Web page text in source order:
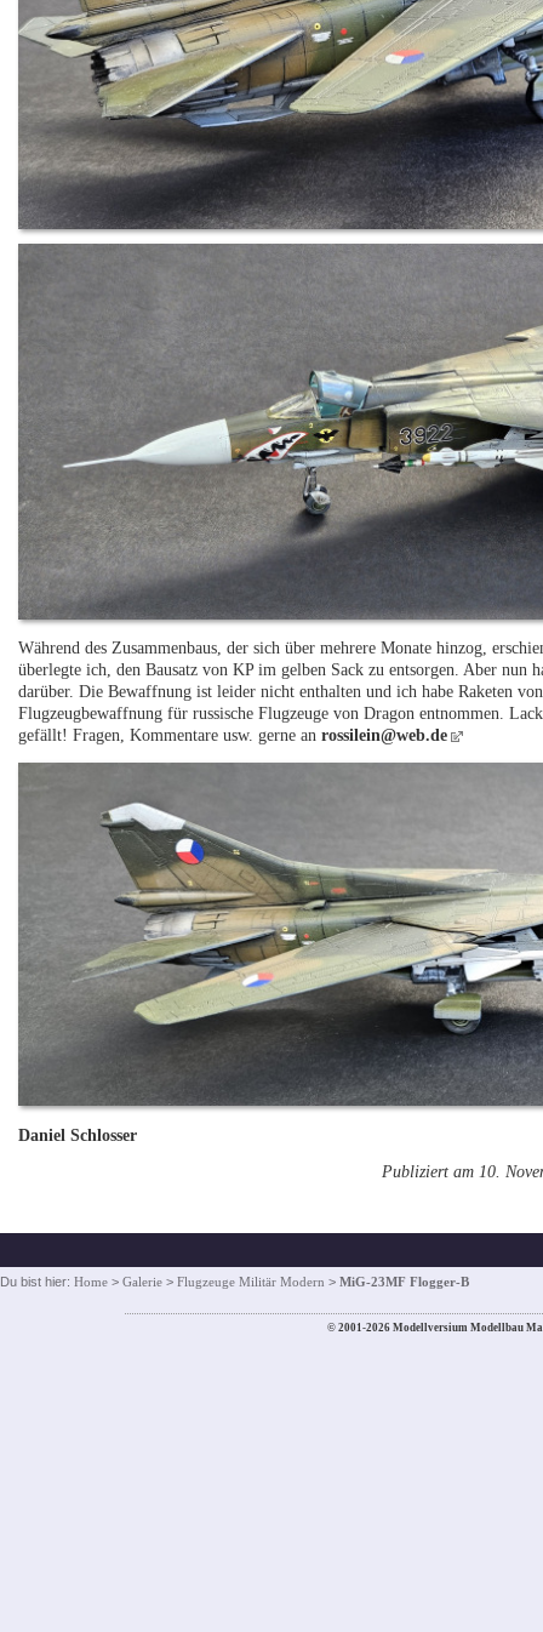
Während des Zusammenbaus, der sich über mehrere Monate hinzog,
überlegte ich, den Bausatz von KP im gelben Sack zu entsorgen. Aber
darüber. Die Bewaffnung ist leider nicht enthalten und ich habe Raketen
Flugzeugbewaffnung für russische Flugzeuge von Dragon entnommen.
gefällt! Fragen, Kommentare usw. gerne anrossilein@web.de
Daniel Schlosser
Publiziert am 10.
Du bist hier: Home > Galerie > Flugzeuge Militär Modern > MiG-23MF Flogger-B
© 2001-2026 Modellversium Modellbau